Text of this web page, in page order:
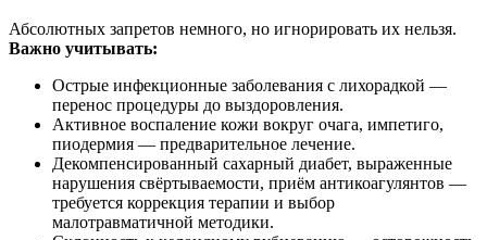
Абсолютных запретов немного, но игнорировать их нельзя.
Важно учитывать:
Острые инфекционные заболевания с лихорадкой —
перенос процедуры до выздоровления.
Активное воспаление кожи вокруг очага, импетиго,
пиодермия — предварительное лечение.
Декомпенсированный сахарный диабет, выраженные
нарушения свёртываемости, приём антикоагулянтов —
требуется коррекция терапии и выбор
малотравматичной методики.